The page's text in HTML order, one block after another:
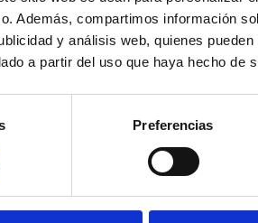
Además, compartimos información
y análisis web, quienes
a partir del uso que haya hecho de
Preferencias